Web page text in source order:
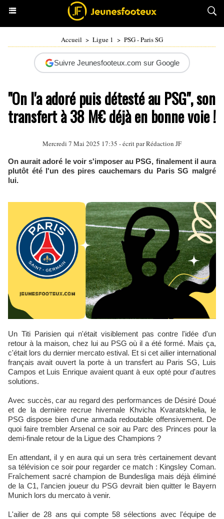
Accueil > Ligue 1 > PSG - Paris SG
Suivre Jeunesfooteux.com sur Google
"On l'a adoré puis détesté au PSG", son
transfert à 38 M€ déjà en bonne voie !
Mercredi 7 Mai 2025 17:35 - écrit par Rédaction JF
On aurait adoré le voir s'imposer au PSG, finalement il aura
plutôt été l'un des pires cauchemars du Paris SG malgré
lui.
Un Titi Parisien qui n'était visiblement pas contre l'idée d'un
retour à la maison, chez lui au PSG où il a été formé. Mais ça,
c'était lors du dernier mercato estival. Et si cet ailier international
français avait ouvert la porte à un transfert au Paris SG, Luis
Campos et Luis Enrique avaient quant à eux opté pour d'autres
solutions.
Avec succès, car au regard des performances de Désiré Doué
et de la dernière recrue hivernale Khvicha Kvaratskhelia, le
PSG dispose bien d'une armada redoutable offensivement. De
quoi faire trembler Arsenal ce soir au Parc des Princes pour la
demi-finale retour de la Ligue des Champions ?
En attendant, il y en aura qui un sera très certainement devant
sa télévision ce soir pour regarder ce match : Kingsley Coman.
Fraîchement sacré champion de Bundesliga mais déjà éliminé
de la C1, l'ancien joueur du PSG devrait bien quitter le Bayern
Munich lors du mercato à venir.
L'ailier de 28 ans qui compte 58 sélections avec l'équipe de